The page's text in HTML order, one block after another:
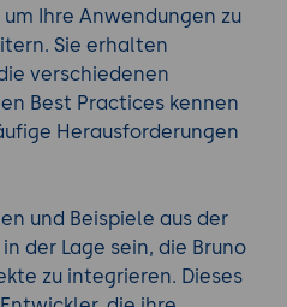
Ihre Anwendungen zu
Sie erhalten
verschiedenen
Best Practices kennen
Herausforderungen
und Beispiele aus der
der Lage sein, die Bruno
zu integrieren. Dieses